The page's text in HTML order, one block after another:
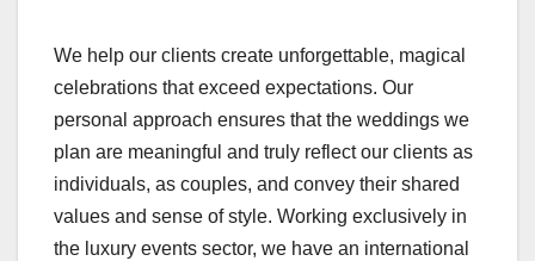
We help our clients create unforgettable, magical
celebrations that exceed expectations. Our
personal approach ensures that the weddings we
plan are meaningful and truly reflect our clients as
individuals, as couples, and convey their shared
values and sense of style. Working exclusively in
the luxury events sector, we have an international